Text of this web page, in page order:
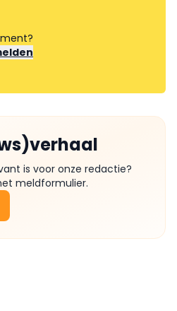
is voor onze redactie?
meldformulier.